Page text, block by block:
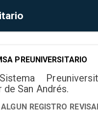
PREUNIVERSITARIO
San Andrés.
REGISTRO